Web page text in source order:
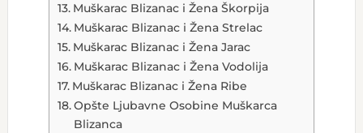
Muškarac Blizanac i Žena Škorpija
Muškarac Blizanac i Žena Strelac
Muškarac Blizanac i Žena Jarac
Muškarac Blizanac i Žena Vodolija
Muškarac Blizanac i Žena Ribe
Opšte Ljubavne Osobine Muškarca
Blizanca